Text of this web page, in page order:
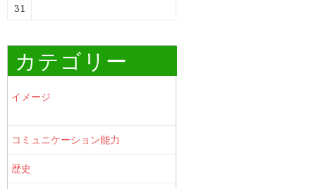
31
カテゴリー
イメージ
コミュニケーション能力
歴史